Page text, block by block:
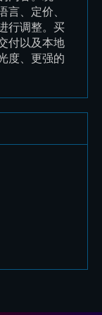
了整套装备的每一
与情感完美融合的
内容的方式